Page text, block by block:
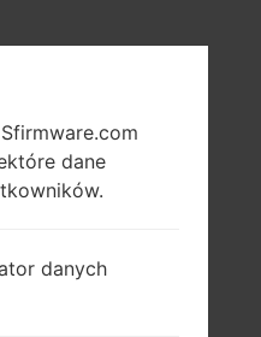
dane
danych